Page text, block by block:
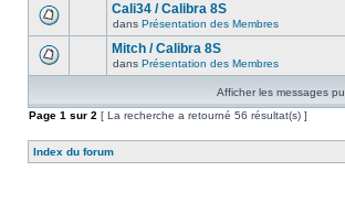
Cali34 / Calibra 8S
dans Présentation des Membres
Mitch / Calibra 8S
dans Présentation des Membres
Afficher les messages
Page 1 sur 2 [ La recherche a retourné 56 résultat(s) ]
Index du forum